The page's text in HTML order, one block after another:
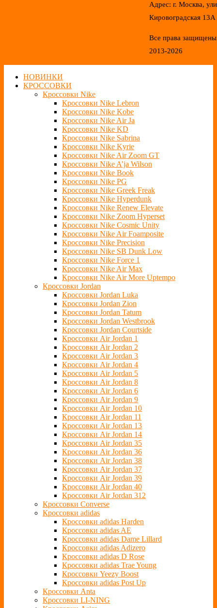
Адрес: г. Москва,
Кировоградская 13А
Все права
2013-2026
НОВИНКИ
КРОССОВКИ
Кроссовки Nike
Кроссовки Nike Lebron
Кроссовки Nike Kobe
Кроссовки Nike Air Ja
Кроссовки Nike KD
Кроссовки Nike Sabrina
Кроссовки Nike Kyrie
Кроссовки Nike Air Zoom GT
Кроссовки Nike A’ja Wilson
Кроссовки Nike Book
Кроссовки Nike PG
Кроссовки Nike Greek Freak
Кроссовки Nike Hyperdunk
Кроссовки Nike Renew Elevate
Кроссовки Nike Zoom Hyperset
Кроссовки Nike Cosmic Unity
Кроссовки Nike Air Foamposite
Кроссовки Nike Precision
Кроссовки Nike SB Dunk Low
Кроссовки Nike Force 1
Кроссовки Nike Air Max
Кроссовки Nike Air More Uptempo
Кроссовки Jordan
Кроссовки Jordan Luka
Кроссовки Jordan Zion
Кроссовки Jordan Tatum
Кроссовки Jordan Westbrook
Кроссовки Jordan Courtside
Кроссовки Air Jordan 1
Кроссовки Air Jordan 2
Кроссовки Air Jordan 3
Кроссовки Air Jordan 4
Кроссовки Air Jordan 5
Кроссовки Air Jordan 8
Кроссовки Air Jordan 6
Кроссовки Air Jordan 9
Кроссовки Air Jordan 10
Кроссовки Air Jordan 11
Кроссовки Air Jordan 13
Кроссовки Air Jordan 14
Кроссовки Air Jordan 35
Кроссовки Air Jordan 36
Кроссовки Air Jordan 38
Кроссовки Air Jordan 37
Кроссовки Air Jordan 39
Кроссовки Air Jordan 40
Кроссовки Air Jordan 312
Кроссовки Converse
Кроссовки adidas
Кроссовки adidas Harden
Кроссовки adidas AE
Кроссовки adidas Dame Lillard
Кроссовки adidas Adizero
Кроссовки adidas D Rose
Кроссовки adidas Trae Young
Кроссовки Yeezy Boost
Кроссовки adidas Post Up
Кроссовки Anta
Кроссовки LI-NING